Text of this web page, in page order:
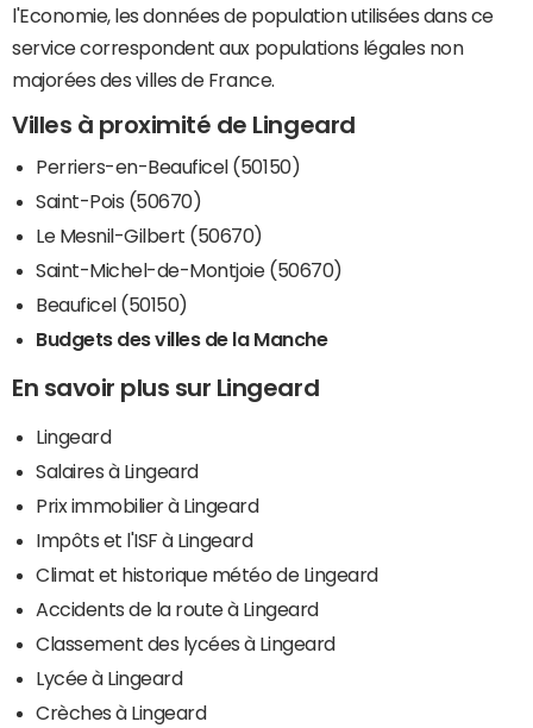
l'Economie, les données de population utilisées dans ce
service correspondent aux populations légales non
majorées des villes de France.
Villes à proximité de Lingeard
Perriers-en-Beauficel (50150)
Saint-Pois (50670)
Le Mesnil-Gilbert (50670)
Saint-Michel-de-Montjoie (50670)
Beauficel (50150)
Budgets des villes de la Manche
En savoir plus sur Lingeard
Lingeard
Salaires à Lingeard
Prix immobilier à Lingeard
Impôts et l'ISF à Lingeard
Climat et historique météo de Lingeard
Accidents de la route à Lingeard
Classement des lycées à Lingeard
Lycée à Lingeard
Crèches à Lingeard